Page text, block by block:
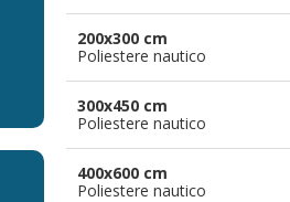
200x300 cm
Poliestere nautico
300x450 cm
Poliestere nautico
400x600 cm
Poliestere nautico